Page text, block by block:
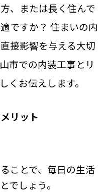
、または長く住んで
ですか？ 住まいの内
接影響を与える大切
市での内装工事とリ
くお伝えします。
リット
ことで、毎日の生活
でしょう。